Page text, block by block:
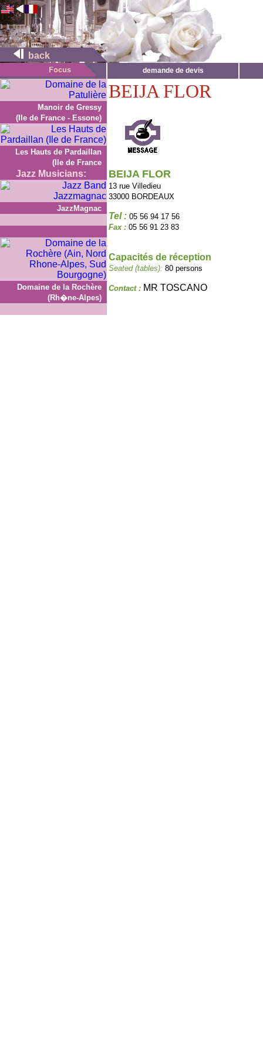
back
demande de devis
Manoir de Gressy
(Ile de France - Essone)
Les Hauts de Pardaillan
(Ile de France
Jazz Musicians:
JazzMagnac
Domaine de la Rochère
(Rh�ne-Alpes)
BEIJA FLOR
BEIJA FLOR
13 rue Villedieu
33000 BORDEAUX
Tel : 05 56 94 17 56
Fax : 05 56 91 23 83
Capacités de réception
Seated (tables): 80 persons
Contact : MR TOSCANO